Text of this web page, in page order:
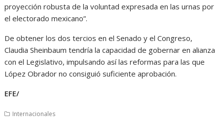
proyección robusta de la voluntad expresada en las urnas por
el electorado mexicano”.
De obtener los dos tercios en el Senado y el Congreso,
Claudia Sheinbaum tendría la capacidad de gobernar en alianza
con el Legislativo, impulsando así las reformas para las que
López Obrador no consiguió suficiente aprobación.
EFE/
Internacionales